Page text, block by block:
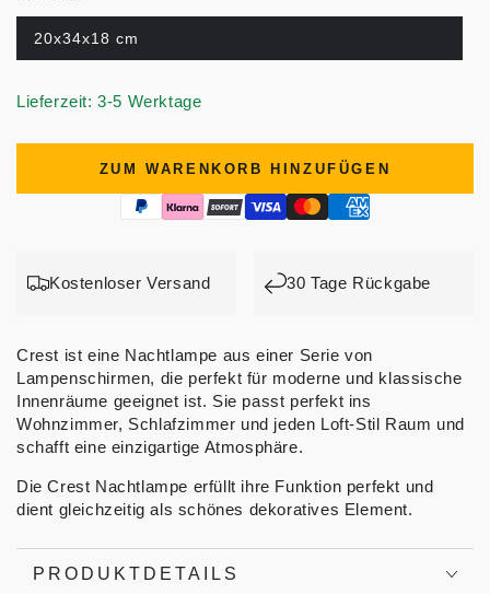
20x34x18 cm
Lieferzeit: 3-5 Werktage
ZUM WARENKORB HINZUFÜGEN
Kostenloser Versand 30 Tage Rückgabe
Crest ist eine Nachtlampe aus einer Serie von
Lampenschirmen, die perfekt für moderne und klassische
Innenräume geeignet ist. Sie passt perfekt ins
Wohnzimmer, Schlafzimmer und jeden Loft-Stil Raum und
schafft eine einzigartige Atmosphäre.
Die Crest Nachtlampe erfüllt ihre Funktion perfekt und
dient gleichzeitig als schönes dekoratives Element.
PRODUKTDETAILS